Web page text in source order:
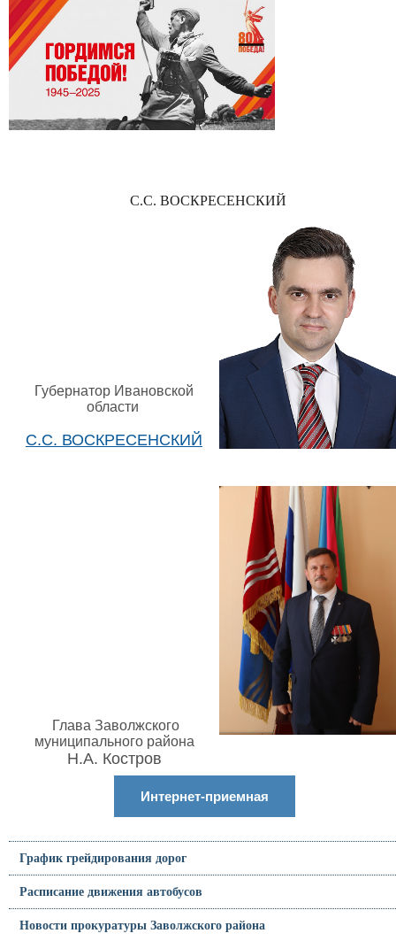
С.С. ВОСКРЕСЕНСКИЙ
Губернатор Ивановской
области
С.С. ВОСКРЕСЕНСКИЙ
Глава Заволжского
муниципального района
Н.А. Костров
Интернет-приемная
График грейдирования дорог
Расписание движения автобусов
Новости прокуратуры Заволжского района